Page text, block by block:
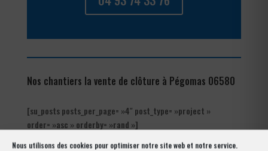
Nous utilisons des cookies pour optimiser notre site web et notre service.
Nos chantiers la vente de clôture à Pégomas 06580
[su_posts posts_per_page= »4″ post_type= »project »
order= »asc » orderby= »rand »]